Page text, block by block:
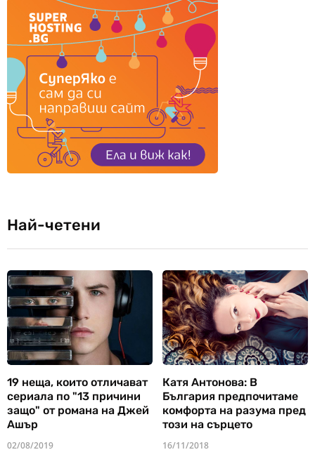
Най-четени
19 неща, които отличават
сериала по "13 причини
защо" от романа на Джей
Ашър
02/08/2019
Катя Антонова: В
България предпочитаме
комфорта на разума пред
този на сърцето
16/11/2018